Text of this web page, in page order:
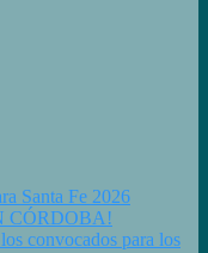
Santa Fe 2026
CÓRDOBA!
convocados para los